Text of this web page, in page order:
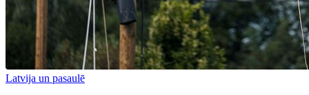
Latvija un pasaulē